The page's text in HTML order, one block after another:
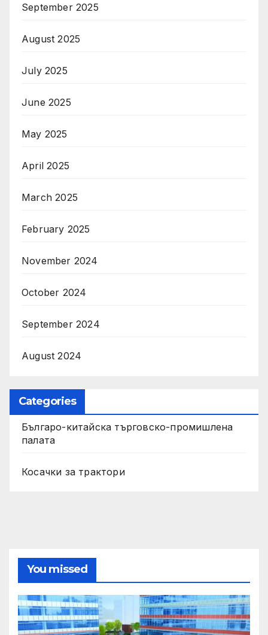
September 2025
August 2025
July 2025
June 2025
May 2025
April 2025
March 2025
February 2025
November 2024
October 2024
September 2024
August 2024
Categories
Българо-китайска търговско-промишлена
палата
Косачки за трактори
You missed